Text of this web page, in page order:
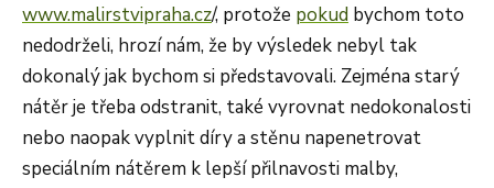
www.malirstvipraha.cz/, protože pokud bychom toto
nedodrželi, hrozí nám, že by výsledek nebyl tak
dokonalý jak bychom si představovali. Zejména starý
nátěr je třeba odstranit, také vyrovnat nedokonalosti
nebo naopak vyplnit díry a stěnu napenetrovat
speciálním nátěrem k lepší přilnavosti malby,